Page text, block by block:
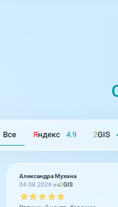
Все Яндекс 4.9 2GIS
Александра Мухина
04.08.2026 на2GIS